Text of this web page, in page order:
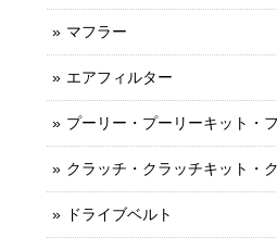
マフラー
エアフィルター
プーリー・プーリーキット・
クラッチ・クラッチキット・
ドライブベルト